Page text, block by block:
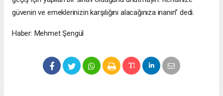
güvenin ve emeklerinizin karşılığını alacağınıza inanın” dedi.
Haber: Mehmet Şengül